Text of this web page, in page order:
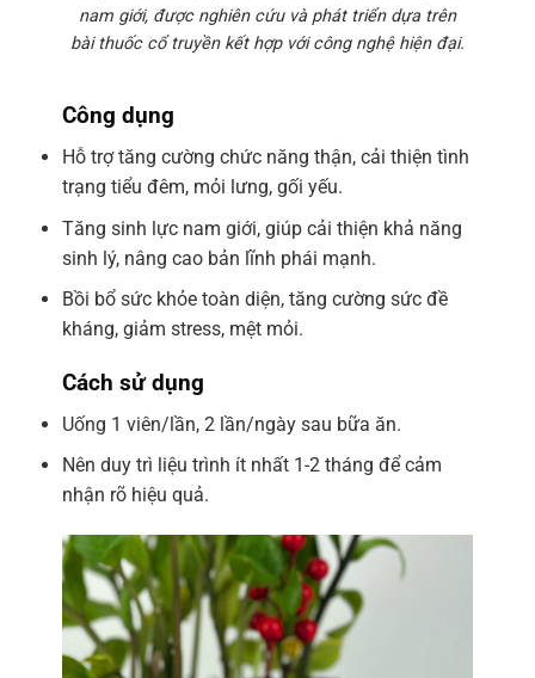
nam giới, được nghiên cứu và phát triển dựa trên
bài thuốc cổ truyền kết hợp với công nghệ hiện đại.
Công dụng
Hỗ trợ tăng cường chức năng thận, cải thiện tình
trạng tiểu đêm, mỏi lưng, gối yếu.
Tăng sinh lực nam giới, giúp cải thiện khả năng
sinh lý, nâng cao bản lĩnh phái mạnh.
Bồi bổ sức khỏe toàn diện, tăng cường sức đề
kháng, giảm stress, mệt mỏi.
Cách sử dụng
Uống 1 viên/lần, 2 lần/ngày sau bữa ăn.
Nên duy trì liệu trình ít nhất 1-2 tháng để cảm
nhận rõ hiệu quả.